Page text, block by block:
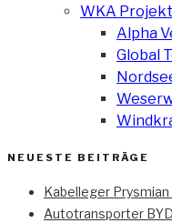
WKA
Alpha
Global
NEUESTE BEITRÄGE
Kabelleger
Autotransporter BYD